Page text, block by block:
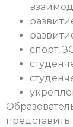
спорт,